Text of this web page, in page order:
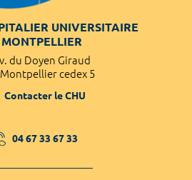
UNIVERSITAIRE
du Doyen Giraud
Montpellier cedex 5
Contacter le CHU
04 67 33 67 33